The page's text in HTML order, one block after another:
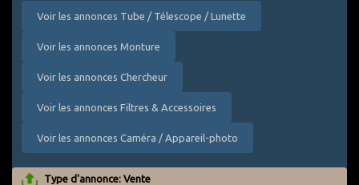
Voir les annonces Tube / Télescope / Lunette
Voir les annonces Monture
Voir les annonces Chercheur
Voir les annonces Filtres & Accessoires
Voir les annonces Caméra / Appareil-photo
Type d'annonce: Vente